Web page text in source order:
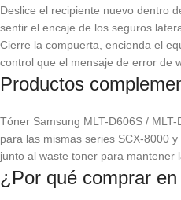
Deslice el recipiente nuevo dentro
sentir el encaje de los seguros
Cierre la compuerta, encienda el
control que el mensaje de error de
Productos
Tóner Samsung MLT-D606S /
para las mismas series SCX-8000
junto al waste toner para mantener
¿Por qué comprar